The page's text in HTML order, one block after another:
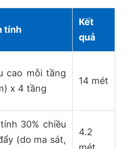
tính
Kết
quả
cao mỗi tầng
x 4 tầng
14 mét
30% chiều
(do ma sát,
4.2